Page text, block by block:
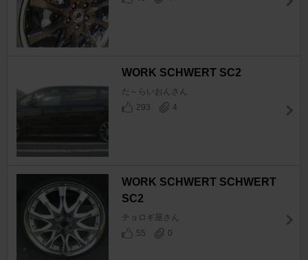
WORK SCHWERT SC2
た～らいおんさん
293
4
WORK SCHWERT SCHWERT
SC2
チョロギ屋さん
55
0